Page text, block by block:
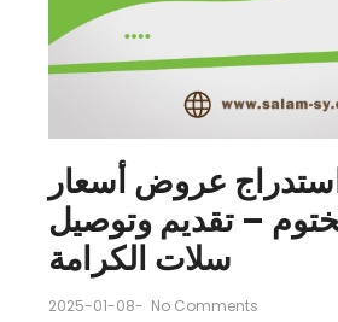
عروض أسعار
– تقديم وتوصيل
سلات الكرامة
2025-01-08- No Comments